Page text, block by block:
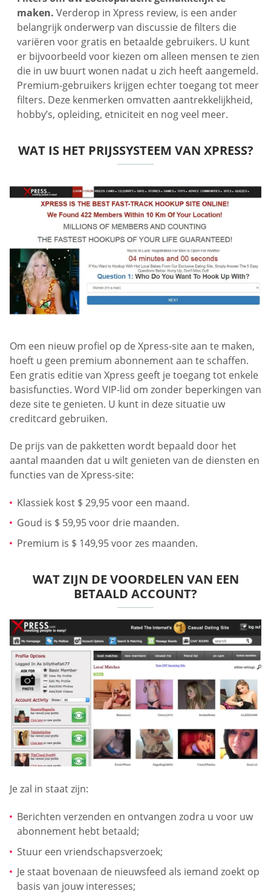
maken. Verderop in Xpress review, is een ander
belangrijk onderwerp van discussie de filters die
variëren voor gratis en betaalde gebruikers. U kunt
er bijvoorbeeld voor kiezen om alleen mensen te zien
die in uw buurt wonen nadat u zich heeft aangemeld.
Premium-gebruikers krijgen echter toegang tot meer
filters. Deze kenmerken omvatten aantrekkelijkheid,
hobby’s, opleiding, etniciteit en nog veel meer.
WAT IS HET PRIJSSYSTEEM VAN XPRESS?
Om een nieuw profiel op de Xpress-site aan te maken,
hoeft u geen premium abonnement aan te schaffen.
Een gratis editie van Xpress geeft je toegang tot enkele
basisfuncties. Word VIP-lid om zonder beperkingen van
deze site te genieten. U kunt in deze situatie uw
creditcard gebruiken.
De prijs van de pakketten wordt bepaald door het
aantal maanden dat u wilt genieten van de diensten en
functies van de Xpress-site:
Klassiek kost $ 29,95 voor een maand.
Goud is $ 59,95 voor drie maanden.
Premium is $ 149,95 voor zes maanden.
WAT ZIJN DE VOORDELEN VAN EEN
BETAALD ACCOUNT?
Je zal in staat zijn:
Berichten verzenden en ontvangen zodra u voor uw
abonnement hebt betaald;
Stuur een vriendschapsverzoek;
Je staat bovenaan de nieuwsfeed als iemand zoekt op
basis van jouw interesses;